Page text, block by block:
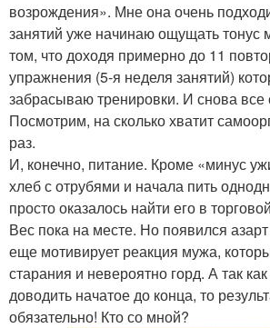
возрождения». Мне она очень
занятий уже начинаю ощущать
том, что доходя примерно до 11
упражнения (5-я неделя занятий)
забрасываю тренировки. И снова все
Посмотрим, на сколько хватит
раз.
И, конечно, питание. Кроме «минус
хлеб с отрубями и начала пить
просто оказалось найти его в
Вес пока на месте. Но появился
еще мотивирует реакция мужа,
старания и невероятно горд. А так
доводить начатое до конца, то
обязательно! Кто со мной?